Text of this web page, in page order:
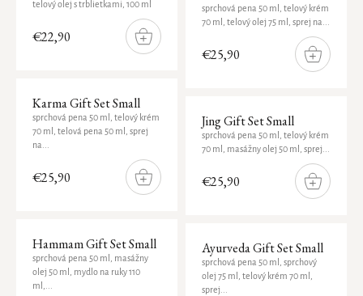
KOZMETICKÉ VÝROBKY NA CESTY
SLNEČNÁ STAROSTLIVOSŤ
Náhradná náplň do sviečky
Starostlivosť o prádlo
Ručníky
Predložka
VÔŇA DO AUTA
Osviežovač vzduchu
STAROSTLIVOSŤ O SLNKO
Krémy po opaľovaní
The Ritual of Karma
The Soulful Collection
The Ritual of Jing
Hair Care Collection
The Iconic Collection
Glow
€22,90
DO
KOŠÍKA
telový olej s trblietkami, 100 ml
€25,90
DO
KOŠÍKA
sprchová pena 50 ml, telový krém
70 ml, telový olej 75 ml, sprej na...
Karma Gift Set Small
€25,90
DO
KOŠÍKA
sprchová pena 50 ml, telový krém
70 ml, telová pena 50 ml, sprej
na...
Jing Gift Set Small
€25,90
DO
KOŠÍKA
sprchová pena 50 ml, telový krém
70 ml, masážny olej 50 ml, sprej...
Hammam Gift Set Small
sprchová pena 50 ml, masážny
olej 50 ml, mydlo na ruky 110
ml,...
Ayurveda Gift Set Small
sprchová pena 50 ml, sprchový
olej 75 ml, telový krém 70 ml,
sprej...